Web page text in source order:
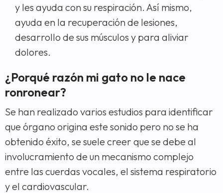
y les ayuda con su respiración. Así mismo,
ayuda en la recuperación de lesiones,
desarrollo de sus músculos y para aliviar
dolores.
¿Porqué razón mi gato no le nace
ronronear?
Se han realizado varios estudios para identificar
que órgano origina este sonido pero no se ha
obtenido éxito, se suele creer que se debe al
involucramiento de un mecanismo complejo
entre las cuerdas vocales, el sistema respiratorio
y el cardiovascular.